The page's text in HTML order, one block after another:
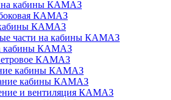
кабины КАМАЗ
КАМАЗ
КАМАЗ
части на кабины КАМАЗ
кабины КАМАЗ
КАМАЗ
кабины КАМАЗ
кабины КАМАЗ
и вентиляция КАМАЗ